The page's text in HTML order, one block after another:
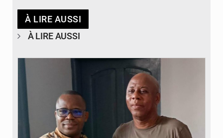
À LIRE AUSSI
À LIRE AUSSI